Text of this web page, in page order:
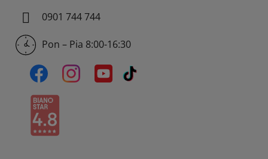
0901 744 744
Pon – Pia 8:00-16:30